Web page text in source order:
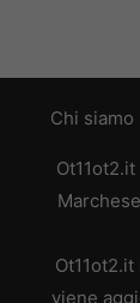
Chi siamo
viene